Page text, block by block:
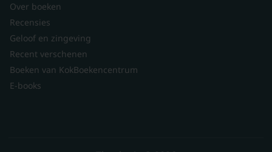
Over boeken
Recensies
Geloof en zingeving
Recent verschenen
Boeken van KokBoekencentrum
E-books